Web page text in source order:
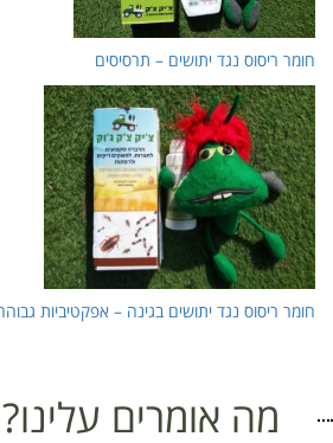
חומר ריסוס נגד יתושים – תרסיסים
חומר ריסוס נגד יתושים בגינה – אפקטיביות
מה אומרים עלינו?